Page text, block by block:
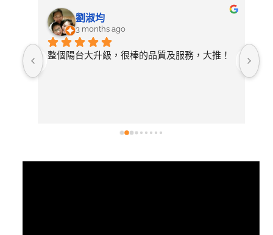
劉淑均
3 months ago
整個陽台大升級，很棒的品質及服務，大推！